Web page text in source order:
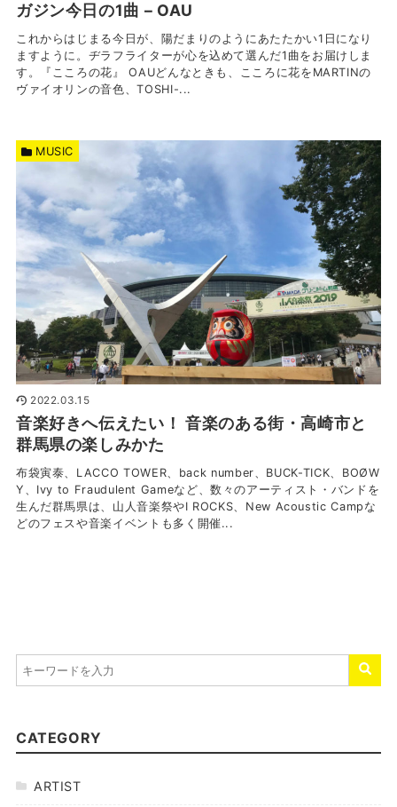
ガジン今日の1曲 – OAU
これからはじまる今日が、陽だまりのようにあたたかい1日になり
ますように。ヂラフライターが心を込めて選んだ1曲をお届けしま
す。『こころの花』 OAUどんなときも、こころに花をMARTINの
ヴァイオリンの音色、TOSHI-...
2022.03.15
音楽好きへ伝えたい！ 音楽のある街・高崎市と
群馬県の楽しみかた
布袋寅泰、LACCO TOWER、back number、BUCK-TICK、BOØW
Y、Ivy to Fraudulent Gameなど、数々のアーティスト・バンドを
生んだ群馬県は、山人音楽祭やI ROCKS、New Acoustic Campな
どのフェスや音楽イベントも多く開催...
MUSIC
CATEGORY
ARTIST